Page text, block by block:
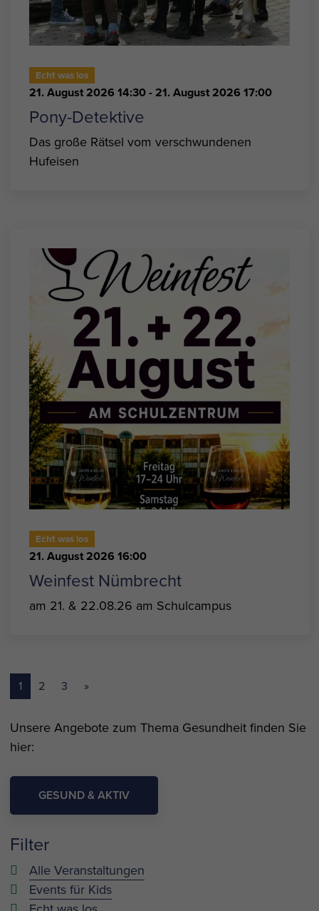
Echt was los
21. August 2026 14:30- 21. August 2026 17:00
Pony-Detektive
Das große Rätsel vom verschwundenen
Hufeisen
Echt was los
21. August 2026 16:00
Weinfest Nümbrecht
am 21. & 22.08.26 am Schulcampus
1 2 3 »
Unsere Angebote zum Thema Gesundheit finden Sie
hier:
GESUND & AKTIV
Filter
Alle Veranstaltungen
Events für Kids